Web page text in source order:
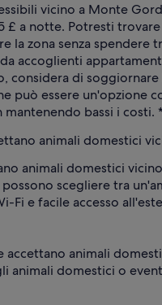
vicino a Monte
a notte. Potresti
la zona senza
accoglienti
di
può essere un'opzione
bassi i costi.
animali domestici
animali domestici
scegliere tra
Fi e facile accesso
accettano animali
animali domestici o